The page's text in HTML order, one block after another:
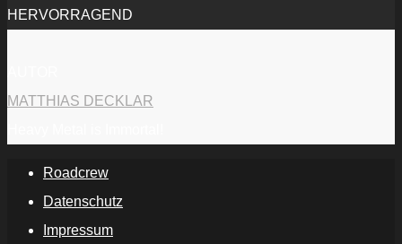
HERVORRAGEND
MATTHIAS DECKLAR
Roadcrew
Datenschutz
Impressum